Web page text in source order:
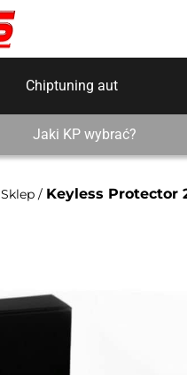
Chiptuning aut
Jaki KP wybrać?
Sklep / Keyless Protector